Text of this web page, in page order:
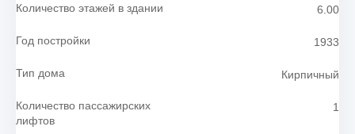
Количество этажей в здании 6.00
Год постройки 1933
Тип дома Кирпичный
Количество пассажирских
лифтов
1